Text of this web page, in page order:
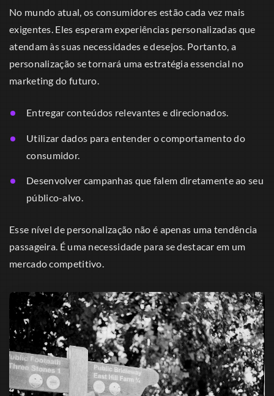
No mundo atual, os consumidores estão cada vez mais
exigentes. Eles esperam experiências personalizadas que
atendam às suas necessidades e desejos. Portanto, a
personalização se tornará uma estratégia essencial no
marketing do futuro.
Entregar conteúdos relevantes e direcionados.
Utilizar dados para entender o comportamento do
consumidor.
Desenvolver campanhas que falem diretamente ao seu
público-alvo.
Esse nível de personalização não é apenas uma tendência
passageira. É uma necessidade para se destacar em um
mercado competitivo.